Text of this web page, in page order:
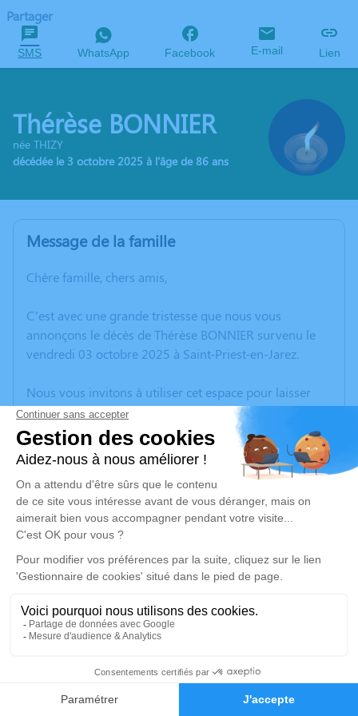
Faire-part Hommages
Partager
SMS WhatsApp Facebook E-mail Lien
Thérèse BONNIER
née THIZY
décédée le 3 octobre 2025 à l'âge de 86 ans
Message de la famille
Chère famille, chers amis,
C’est avec une grande tristesse que nous vous
annonçons le décès de Thérèse BONNIER survenu le
vendredi 03 octobre 2025 à Saint-Priest-en-Jarez.
Nous vous invitons à utiliser cet espace pour laisser
vos condoléances, partager des photos souvenirs, une
anecdote ou exprimer vos pensées à travers des
poèmes ou des textes. Cet endroit est un lieu
d'expression dédié à honorer la mémoire de Thérèse
BONNIER.
Cérémonie religieuse
Église de Marcenod
42140 Marcenod
Je rends hommage